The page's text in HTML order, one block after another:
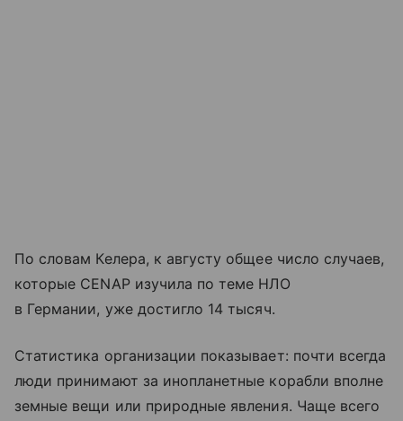
По словам Келера, к августу общее число случаев,
которые CENAP изучила по теме НЛО
в Германии, уже достигло 14 тысяч.
Статистика организации показывает: почти всегда
люди принимают за инопланетные корабли вполне
земные вещи или природные явления. Чаще всего